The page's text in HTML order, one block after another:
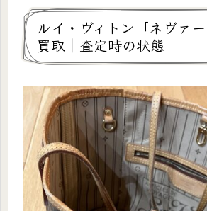
ルイ・ヴィトン「ネヴァー
買取｜査定時の状態